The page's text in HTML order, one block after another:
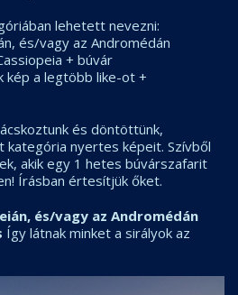
lehetett nevezni:
és/vagy az Andromédán
+ búvár
kép a legtöbb like-ot +
és döntöttünk,
kategória nyertes képeit. Szívből
akik egy 1 hetes búvárszafarit
Írásban értesítjük őket.
és/vagy az Andromédán
Így látnak minket a sirályok az